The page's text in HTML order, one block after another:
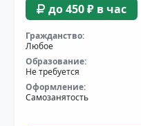
до 450 ₽ в час
Гражданство:
Любое
Образование:
Не требуется
Оформление:
Самозанятость